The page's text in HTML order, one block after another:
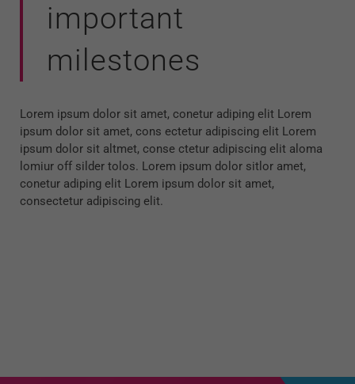
important
milestones
Lorem ipsum dolor sit amet, conetur adiping elit Lorem
ipsum dolor sit amet, cons ectetur adipiscing elit Lorem
ipsum dolor sit altmet, conse ctetur adipiscing elit aloma
lomiur off silder tolos. Lorem ipsum dolor sitlor amet,
conetur adiping elit Lorem ipsum dolor sit amet,
consectetur adipiscing elit.